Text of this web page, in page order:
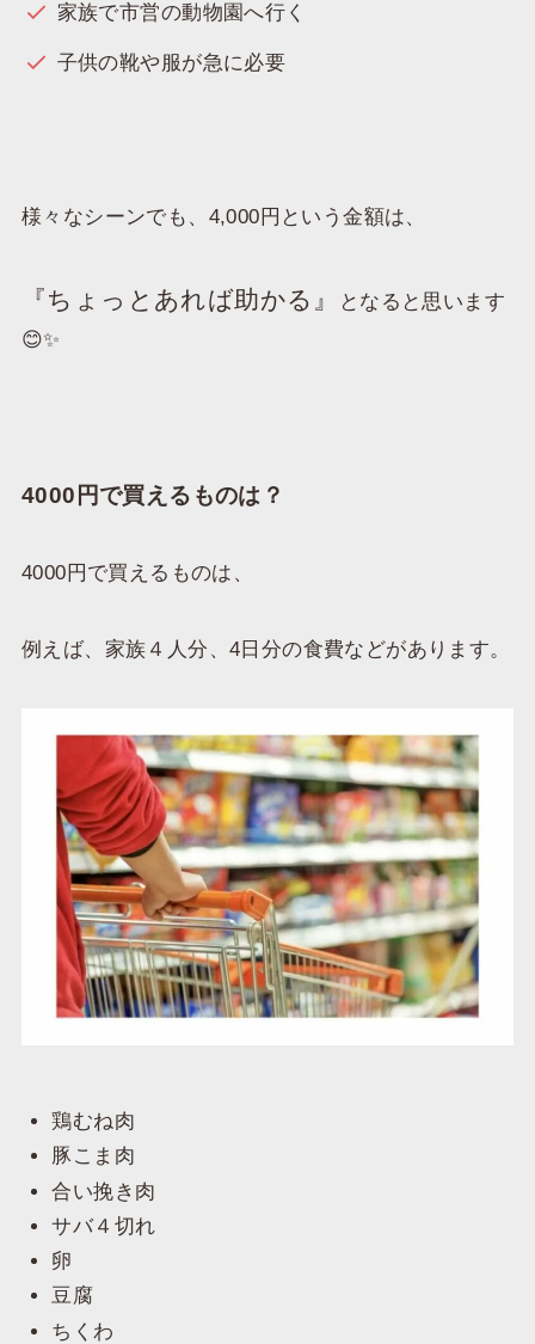
家族で市営の動物園へ行く
子供の靴や服が急に必要
様々なシーンでも、4,000円という金額は、
『ちょっとあれば助かる』
となると思います
😊✨
4000円で買えるものは？
4000円で買えるものは、
例えば、家族４人分、4日分の食費などがあります。
鶏むね肉
豚こま肉
合い挽き肉
サバ４切れ
卵
豆腐
ちくわ